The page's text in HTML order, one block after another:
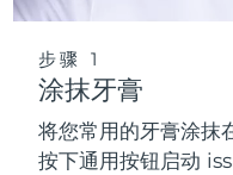
步骤 1
涂抹牙膏
将您常用的牙膏涂
按下通用按钮启动